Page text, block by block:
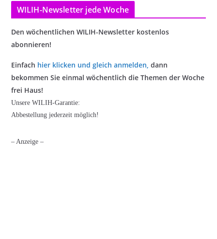
WILIH-Newsletter jede Woche
Den wöchentlichen WILIH-Newsletter kostenlos
abonnieren!
Einfach hier klicken und gleich anmelden dann
bekommen Sie einmal wöchentlich die Themen der Woche
frei Haus!
Unsere WILIH-Garantie:
Abbestellung jederzeit möglich!
– Anzeige –